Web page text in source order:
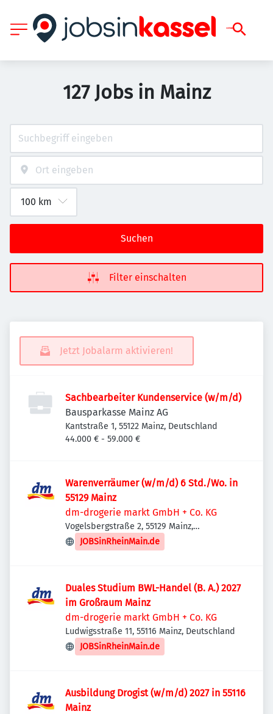
127 Jobs in Mainz
Suchen
Filter einschalten
Jetzt Jobalarm aktivieren!
Sachbearbeiter Kundenservice (w/m/d)
Bausparkasse Mainz AG
Kantstraße 1, 55122 Mainz, Deutschland
44.000 € - 59.000 €
Warenverräumer (w/m/d) 6 Std./Wo. in
55129 Mainz
dm-drogerie markt GmbH + Co. KG
Vogelsbergstraße 2, 55129 Mainz,
Deutschland
JOBSinRheinMain.de
Duales Studium BWL-Handel (B. A.) 2027
im Großraum Mainz
dm-drogerie markt GmbH + Co. KG
Ludwigsstraße 11, 55116 Mainz, Deutschland
JOBSinRheinMain.de
Ausbildung Drogist (w/m/d) 2027 in 55116
Mainz